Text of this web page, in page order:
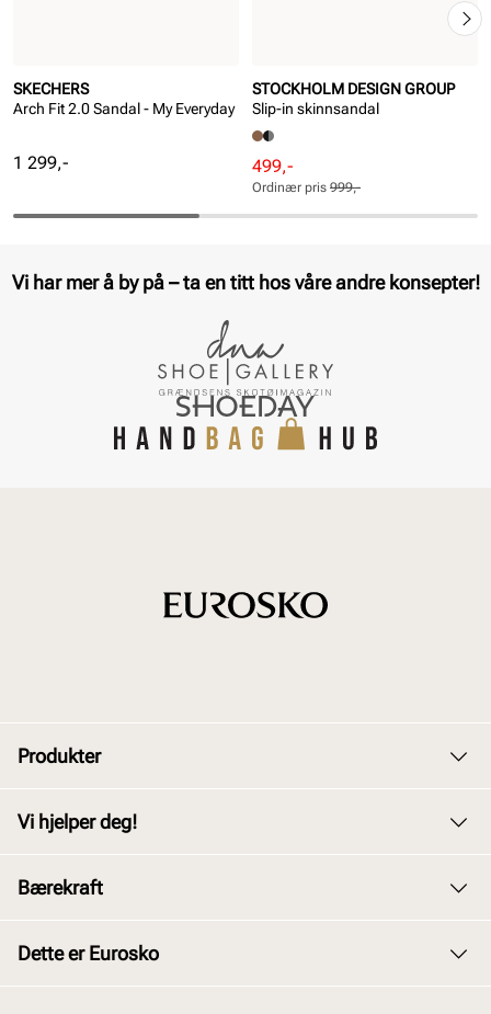
SKECHERS
Arch Fit 2.0 Sandal - My Everyday
Pris
1 299,-
STOCKHOLM DESIGN GROUP
Slip-in skinnsandal
Rabattert
pris
Pris
499,-
Ordinær
pris
Pris
Ordinær pris 999,-
Vi har mer å by på – ta en titt hos våre andre konsepter!
Produkter
Barn
Vi hjelper deg!
Kjøpsbetingelser
Bærekraft
Dette er Eurosko